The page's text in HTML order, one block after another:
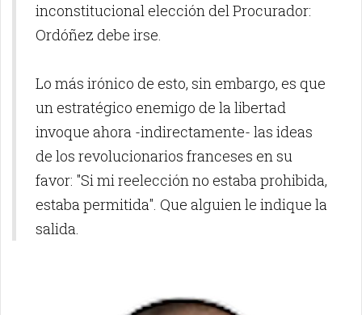
inconstitucional elección del Procurador:
Ordóñez debe irse.
Lo más irónico de esto, sin embargo, es que
un estratégico enemigo de la libertad
invoque ahora -indirectamente- las ideas
de los revolucionarios franceses en su
favor: "Si mi reelección no estaba prohibida,
estaba permitida". Que alguien le indique la
salida.